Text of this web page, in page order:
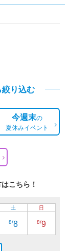
り込む
今週末の
夏休みイベント
こちら！
土
8/8
日
8/9